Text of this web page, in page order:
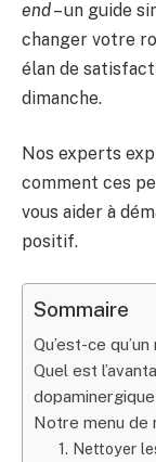
end– un guide
changer votre
élan de
dimanche.
Nos experts
comment ces
vous aider à
positif.
Sommaire
Qu’est-ce
Quel est
dopaminergique
Notre menu de
1. Nettoyer